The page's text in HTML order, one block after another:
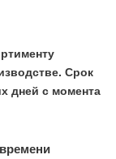
Срок
дней с момента